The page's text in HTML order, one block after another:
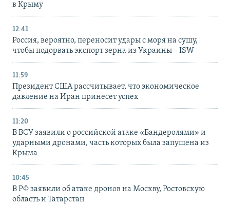
в Крыму
12:41
Россия, вероятно, переносит удары с моря на сушу,
чтобы подорвать экспорт зерна из Украины – ISW
11:59
Президент США рассчитывает, что экономическое
давление на Иран принесет успех
11:20
В ВСУ заявили о российской атаке «Бандеролями» и
ударными дронами, часть которых была запущена из
Крыма
10:45
В РФ заявили об атаке дронов на Москву, Ростовскую
область и Татарстан